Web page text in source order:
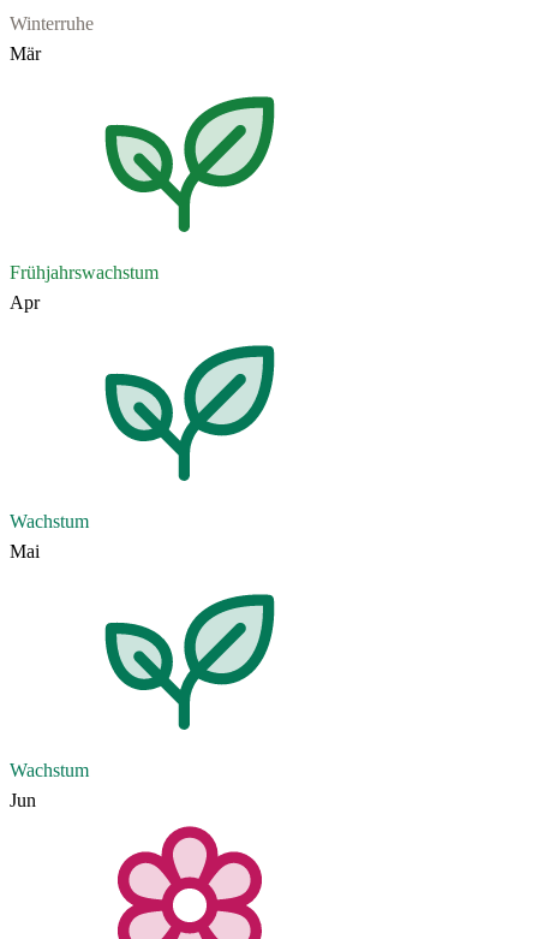
Winterruhe
Mär
Frühjahrswachstum
Apr
Wachstum
Mai
Wachstum
Jun